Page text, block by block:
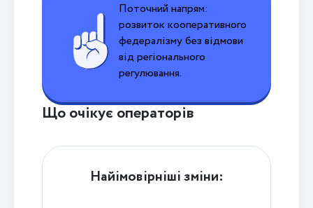
Поточний напрям:
розвиток кооперативного
федералізму без відмови
від регіонального
регулювання.
Що очікує операторів
Найімовірніші зміни: